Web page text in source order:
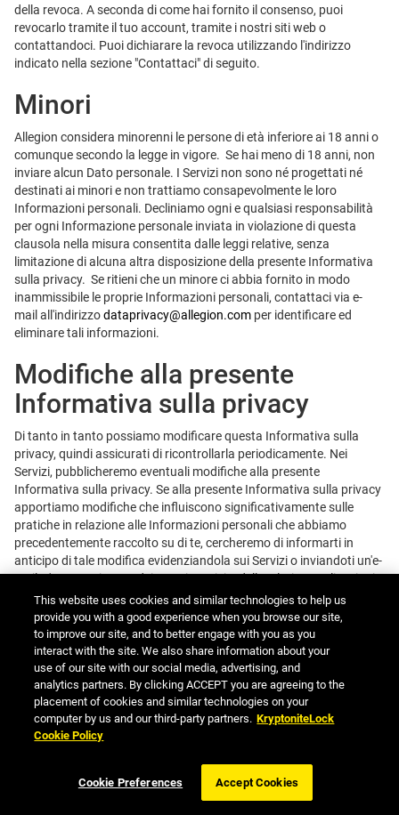
della revoca. A seconda di come hai fornito il consenso, puoi
revocarlo tramite il tuo account, tramite i nostri siti web o
contattandoci. Puoi dichiarare la revoca utilizzando l'indirizzo
indicato nella sezione "Contattaci" di seguito.
Minori
Allegion considera minorenni le persone di età inferiore ai 18 anni o
comunque secondo la legge in vigore. Se hai meno di 18 anni, non
inviare alcun Dato personale. I Servizi non sono né progettati né
destinati ai minori e non trattiamo consapevolmente le loro
Informazioni personali. Decliniamo ogni e qualsiasi responsabilità
per ogni Informazione personale inviata in violazione di questa
clausola nella misura consentita dalle leggi relative, senza
limitazione di alcuna altra disposizione della presente Informativa
sulla privacy. Se ritieni che un minore ci abbia fornito in modo
inammissibile le proprie Informazioni personali, contattaci via e-
mail all'indirizzodataprivacy@allegion.com per identificare ed
eliminare tali informazioni.
Modifiche alla presente
Informativa sulla privacy
Di tanto in tanto possiamo modificare questa Informativa sulla
privacy, quindi assicurati di ricontrollarla periodicamente. Nei
Servizi, pubblicheremo eventuali modifiche alla presente
Informativa sulla privacy. Se alla presente Informativa sulla privacy
apportiamo modifiche che influiscono significativamente sulle
pratiche in relazione alle Informazioni personali che abbiamo
precedentemente raccolto su di te, cercheremo di informarti in
anticipo di tale modifica evidenziandola sui Servizi o inviandoti un'e-
mail. L'uso continuato dei nostri Servizi o delle relative applicazioni o
la fornitura di ulteriori informazioni in seguito alla modifica della
presente Informativa sulla privacy costituisce l'accettazione di tale
informativa rivista. Puoi ottenere una copia della nostra attuale
Informativa sulla privacy contattandoci attraverso le informazioni
fornite nella sezione "Contattaci".
Contatti
In caso di domande o commenti sulle nostre pratiche sulla privacy o
Invia un'e-mail a:dataprivacy@allegion.com.
This website uses cookies and similar technologies to help us
provide you with a good experience when you browse our site,
to improve our site, and to better engage with you as you
interact with the site. We also share information about your
use of our site with our social media, advertising, and
analytics partners. By clicking ACCEPT you are agreeing to the
placement of cookies and similar technologies on your
computer by us and our third-party partners. KryptoniteLock
Cookie Policy
Cookie Preferences Accept Cookies